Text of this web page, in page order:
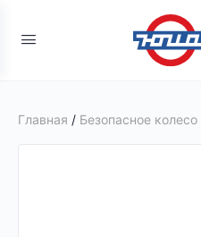
Главная / Безопасное колесо